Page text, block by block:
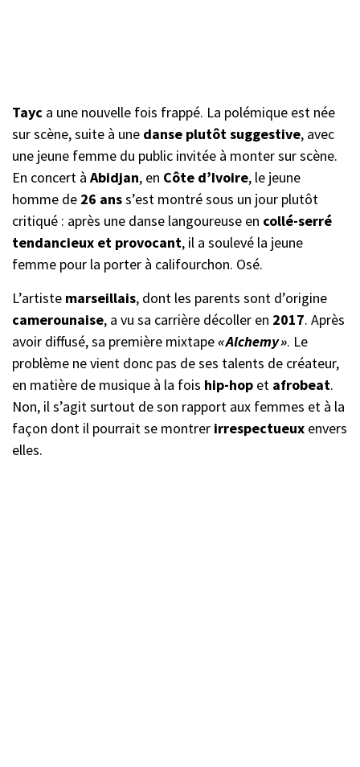
Tayc a une nouvelle fois frappé. La polémique est née
sur scène, suite à une danse plutôt suggestive, avec
une jeune femme du public invitée à monter sur scène.
En concert à Abidjan, en Côte d’Ivoire, le jeune
homme de 26 anss’est montré sous un jour plutôt
critiqué : après une danse langoureuse en collé-serré
tendancieux et provocant, il a soulevé la jeune
femme pour la porter à califourchon. Osé.
L’artiste marseillais, dont les parents sont d’origine
camerounaise, a vu sa carrière décoller en 2017. Après
avoir diffusé, sa première mixtape« Alchemy ». Le
problème ne vient donc pas de ses talents de créateur,
en matière de musique à la fois hip-hop et afrobeat.
Non, il s’agit surtout de son rapport aux femmes et à la
façon dont il pourrait se montrer irrespectueux envers
elles.